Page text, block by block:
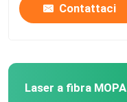
Contattaci
Laser a fibra MOPA